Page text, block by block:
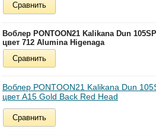
Сравнить
Воблер PONTOON21 Kalikana Dun
цвет 712 Alumina Higenaga
Сравнить
Воблер PONTOON21 Kalikana Dun
цвет A15 Gold Back Red Head
Сравнить